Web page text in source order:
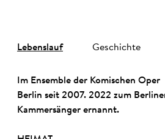
Lebenslauf Geschichte
Im Ensemble der Komischen Oper
Berlin seit 2007. 2022 zum
Kammersänger ernannt.